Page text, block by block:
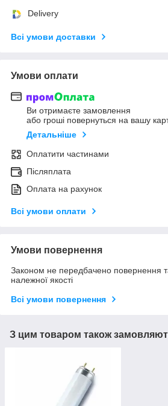
Delivery
Всі умови доставки
Умови оплати
Ви отримаєте замовлення
або гроші повернуться на вашу
Детальніше
Оплатити частинами
Післяплата
Оплата на рахунок
Всі умови оплати
Умови повернення
Законом не передбачено повернення
належної якості
Всі умови повернення
З цим товаром також